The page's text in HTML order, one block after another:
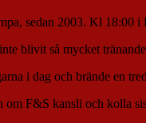
sedan 2003. Kl 18:00
blivit så mycket
i dag och brände en
om F&S kansli och kolla